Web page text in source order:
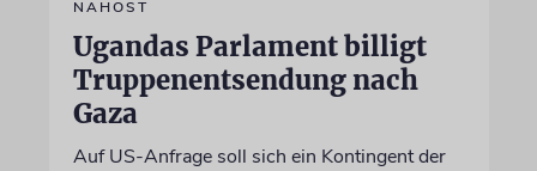
NAHOST
Ugandas Parlament billigt
Truppenentsendung nach
Gaza
Auf US-Anfrage soll sich ein Kontingent der